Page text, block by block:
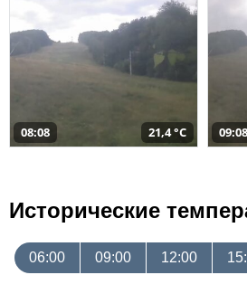
08:08 21,4 °C 09:08
Исторические
06:00 09:00 12:00